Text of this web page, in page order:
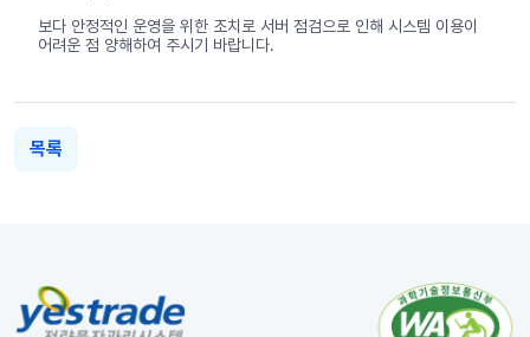
보다 안정적인 운영을 위한 조치로 서버 점검으로 인해 시스템 이용이
어려운 점 양해하여 주시기 바랍니다.
목록